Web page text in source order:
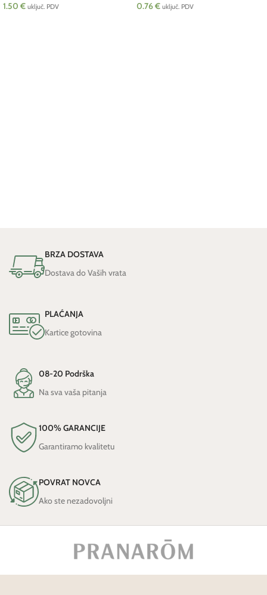
1.50 € uključ. PDV 0.76€ uključ. PDV
BRZA DOSTAVA
Dostava do Vaših vrata
PLAĆANJA
Kartice gotovina
08-20 Podrška
Na sva vaša pitanja
100% GARANCIJE
Garantiramo kvalitetu
POVRAT NOVCA
Ako ste nezadovoljni